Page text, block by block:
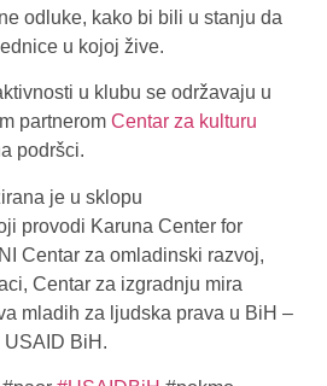
odluke, kako bi bili u stanju da
u kojoj žive.
u klubu se održavaju u
partnerom Centar za kulturu
podršci.
je u sklopu
provodi Karuna Center for
Centar za omladinski razvoj,
Centar za izgradnju mira
mladih za ljudska prava u BiH –
BiH.